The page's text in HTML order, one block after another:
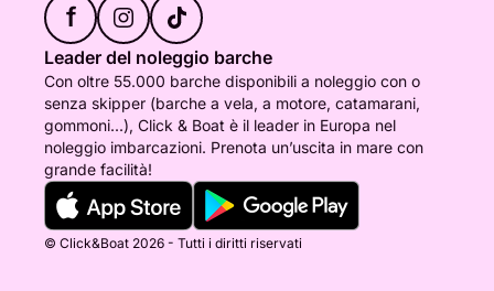
f
Leader del noleggio barche
Con oltre 55.000 barche disponibili a noleggio con o
senza skipper (barche a vela, a motore, catamarani,
gommoni...), Click & Boat è il leader in Europa nel
noleggio imbarcazioni. Prenota un’uscita in mare con
grande facilità!
© Click&Boat 2026 - Tutti i diritti riservati